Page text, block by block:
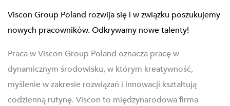
Viscon Group Poland rozwija się i w związku poszukujemy
nowych pracowników. Odkrywamy nowe talenty!
Praca w Viscon Group Poland oznacza pracę w
dynamicznym środowisku, w którym kreatywność,
myślenie w zakresie rozwiązań i innowacji kształtują
codzienną rutynę. Viscon to międzynarodowa firma